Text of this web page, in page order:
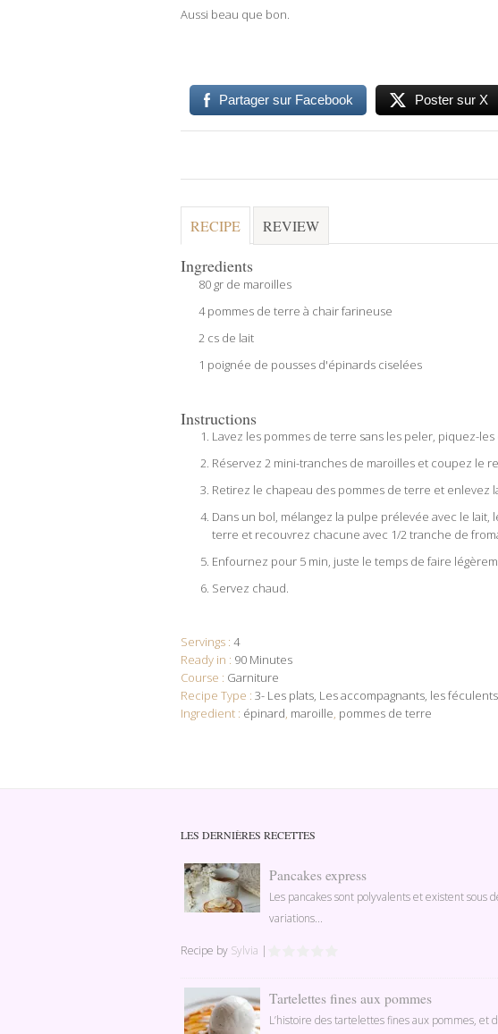
Aussi beau que bon.
Partager sur Facebook Poster sur X
RECIPE REVIEW
Ingredients
80 gr de maroilles
4 pommes de terre à chair farineuse
2 cs de lait
1 poignée de pousses d'épinards ciselées
Instructions
Lavez les pommes de terre sans les peler, piquez-
Réservez 2 mini-tranches de maroilles et coupez le
Retirez le chapeau des pommes de terre et enlevez
Dans un bol, mélangez la pulpe prélevée avec le
terre et recouvrez chacune avec 1/2 tranche de
Enfournez pour 5 min, juste le temps de faire
Servez chaud.
Servings : 4
Ready in : 90 Minutes
Course : Garniture
Recipe Type : 3- Les plats Les accompagnants les féculents
Ingredient : épinard, maroille, pommes de terre
LES DERNIÈRES RECETTES
Pancakes express
Les pancakes sont polyvalents et existent sous
variations...
Recipe by Sylvia |
Tartelettes fines aux pommes
L’histoire des tartelettes fines aux pommes, et